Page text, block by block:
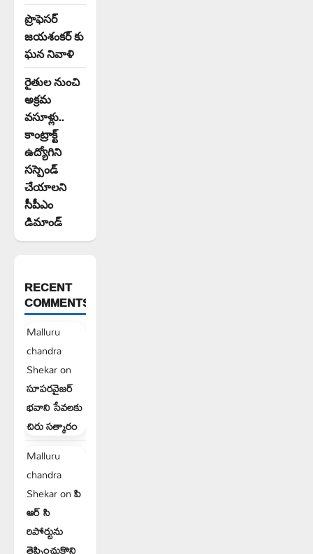
ప్రొఫెసర్
జయశంకర్ కు
ఘన నివాళి
రైతుల నుంచి
అక్రమ
వసూళ్లు..
కాంట్రాక్ట్
ఉద్యోగిని
సస్పెండ్
చేయాలని
సీపీఎం
డిమాండ్
RECENT
COMMENTS
Malluru
chandra
Shekaron
సూపరవైజర్
భవాని సేవలకు
చిరు సత్కారం
Malluru
chandra
Shekaronపి
ఆర్ సి
రిపోర్టును